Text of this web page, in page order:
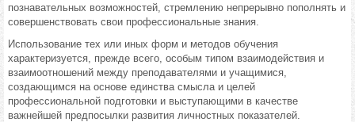
познавательных возможностей, стремлению непрерывно пополнять и
совершенствовать свои профессиональные знания.
Использование тех или иных форм и методов обучения
характеризуется, прежде всего, особым типом взаимодействия и
взаимоотношений между преподавателями и учащимися,
создающимся на основе единства смысла и целей
профессиональной подготовки и выступающими в качестве
важнейшей предпосылки развития личностных показателей.